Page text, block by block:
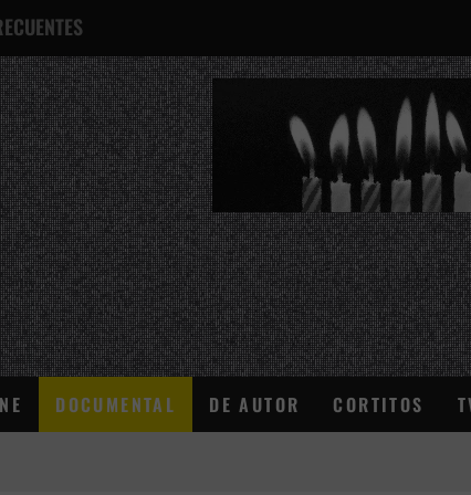
¿QUÉ ES ESTO?
DOCUMENTAL DE AUTOR CORTITOS